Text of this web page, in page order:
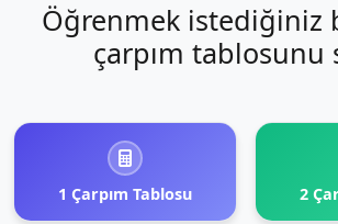
Öğrenmek istediğiniz
çarpım tablosunu
1 Çarpım Tablosu 2